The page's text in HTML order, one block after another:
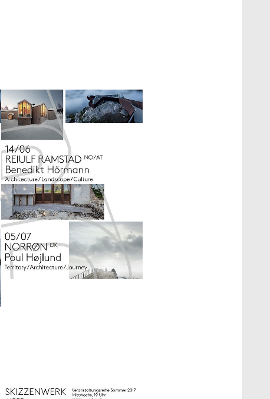
Show larger version
Show larger version
Show larger version